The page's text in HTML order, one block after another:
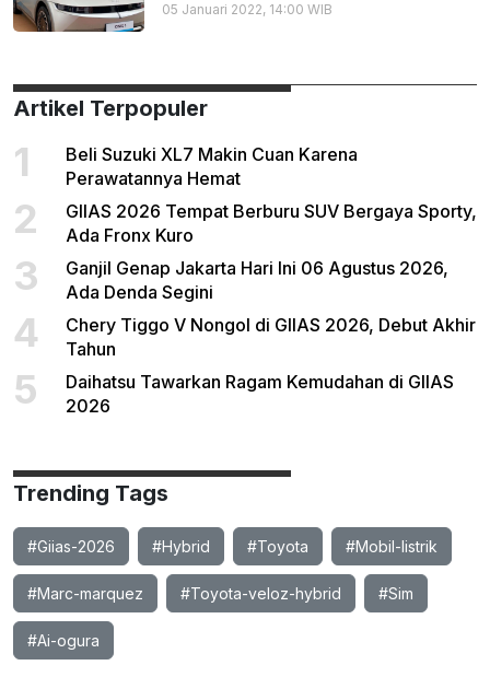
05 Januari 2022, 14:00 WIB
Artikel Terpopuler
1
Beli Suzuki XL7 Makin Cuan Karena
Perawatannya Hemat
2
GIIAS 2026 Tempat Berburu SUV Bergaya Sporty,
Ada Fronx Kuro
3
Ganjil Genap Jakarta Hari Ini 06 Agustus 2026,
Ada Denda Segini
4
Chery Tiggo V Nongol di GIIAS 2026, Debut Akhir
Tahun
5
Daihatsu Tawarkan Ragam Kemudahan di GIIAS
2026
Trending Tags
#Giias-2026 #Hybrid #Toyota #Mobil-listrik
#Marc-marquez #Toyota-veloz-hybrid #Sim
#Ai-ogura